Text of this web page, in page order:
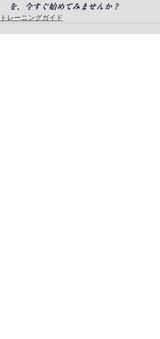
を、今すぐ始めてみませんか？
トレーニングガイド